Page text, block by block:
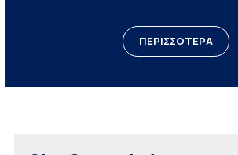
ΠΕΡΙΣΣΟΤΕΡΑ